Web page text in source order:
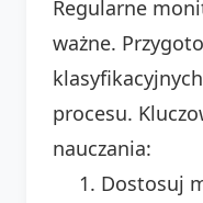
Regularne
ważne.
procesu.
nauczania:
Dostosuj